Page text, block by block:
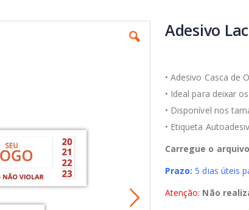
Adesivo
• Adesivo Casca de
• Ideal para deixar
• Disponível nos
• Etiqueta
Carregue o
Prazo: 5 dias úteis
Atenção: Não